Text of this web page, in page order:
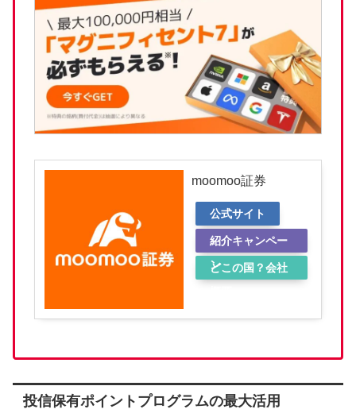
moomoo証券
公式サイト
紹介キャンペー
ン
どこの国？会社
投信保有ポイントプログラムの最大活用